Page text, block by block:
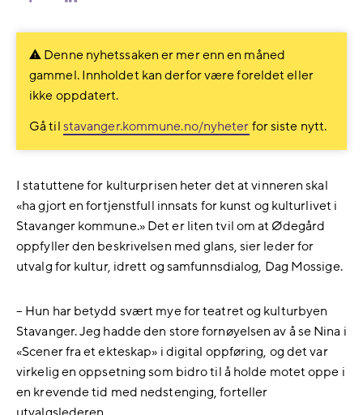
Denne nyhetssaken er mer enn en måned
gammel. Innholdet kan derfor være foreldet eller
ikke oppdatert.
Gå til stavanger.kommune.no/nyheter for siste nytt.
I statuttene for kulturprisen heter det at vinneren skal
«ha gjort en fortjenstfull innsats for kunst og kulturlivet i
Stavanger kommune.» Det er liten tvil om at Ødegård
oppfyller den beskrivelsen med glans, sier leder for
utvalg for kultur, idrett og samfunnsdialog, Dag Mossige.
– Hun har betydd svært mye for teatret og kulturbyen
Stavanger. Jeg hadde den store fornøyelsen av å se Nina i
«Scener fra et ekteskap» i digital oppføring, og det var
virkelig en oppsetning som bidro til å holde motet oppe i
en krevende tid med nedstenging, forteller